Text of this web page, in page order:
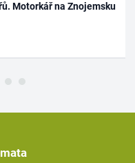
Motorkář na Znojemsku